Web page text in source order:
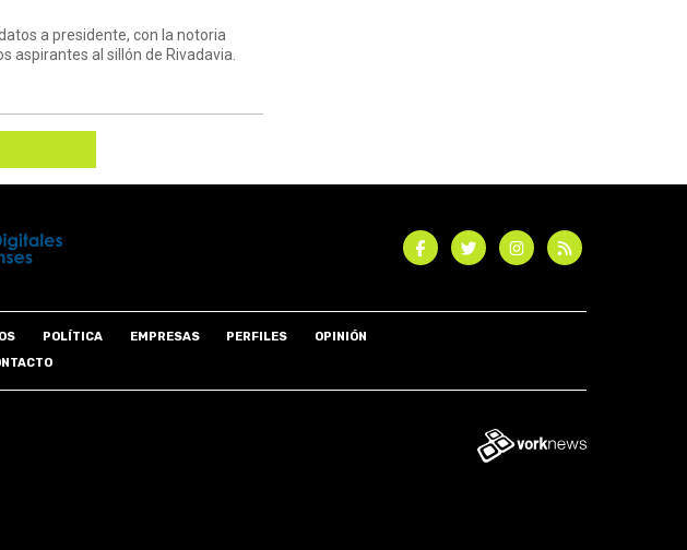
a presidente, con la notoria
aspirantes al sillón de Rivadavia.
POLÍTICA EMPRESAS PERFILES
OPINIÓN